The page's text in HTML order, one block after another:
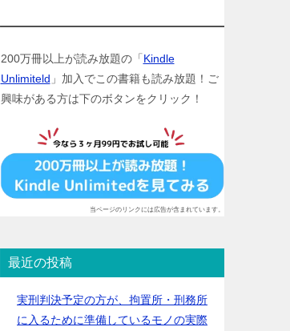
200万冊以上が読み放題の「Kindle
Unlimiteld 」加入でこの書籍も読み放題！ご
興味がある方は下のボタンをクリック！
当ページのリンクには広告が含まれています。
最近の投稿
実刑判決予定の方が、拘置所・刑務所
に入るために準備しているモノの実際